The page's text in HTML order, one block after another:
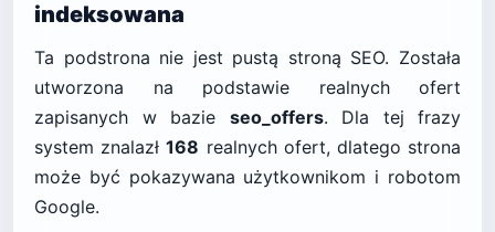
indeksowana
Ta podstrona nie jest pustą stroną SEO. Została
utworzona na podstawie realnych ofert
zapisanych w bazie seo_offers. Dla tej frazy
system znalazł168 realnych ofert, dlatego strona
może być pokazywana użytkownikom i robotom
Google.